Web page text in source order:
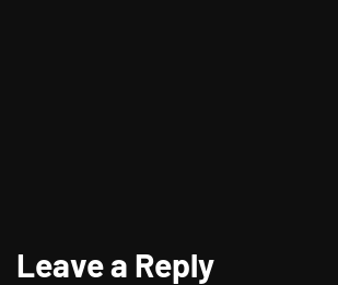
Leave a Reply